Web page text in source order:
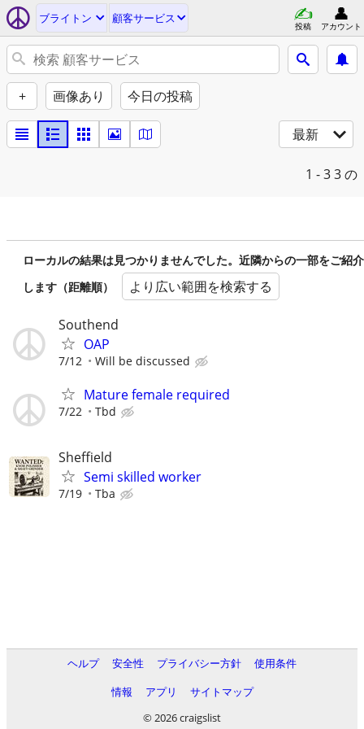
ブライトン 顧客サービス
投稿 アカウント
+ 画像あり 今日の投稿
最新
1 - 33 の
ローカルの結果は見つかりませんでした。近隣からの一部をご紹介
します（距離順）
より広い範囲を検索する
Southend
OAP
7/12 Will be discussed
Mature female required
7/22 Tbd
Sheffield
Semi skilled worker
7/19 Tba
ヘルプ 安全性 プライバシー方針
使用条件
情報
アプリ
サイトマップ
© 2026 craigslist